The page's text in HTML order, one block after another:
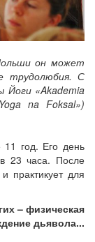
он может
трудолюбия. С
Йоги «Akademia
na Foksal»)
11 год. Его день
23 часа. После
практикует для
– физическая
дьявола...